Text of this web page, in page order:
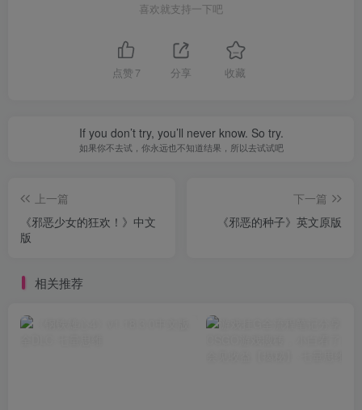
喜欢就支持一下吧
点赞 7 分享 收藏
If you don’t try, you’ll never know. So try.
如果你不去试，你永远也不知道结果，所以去试试吧
上一篇
《邪恶少女的狂欢！》中文
版
下一篇
《邪恶的种子》英文原版
相关推荐